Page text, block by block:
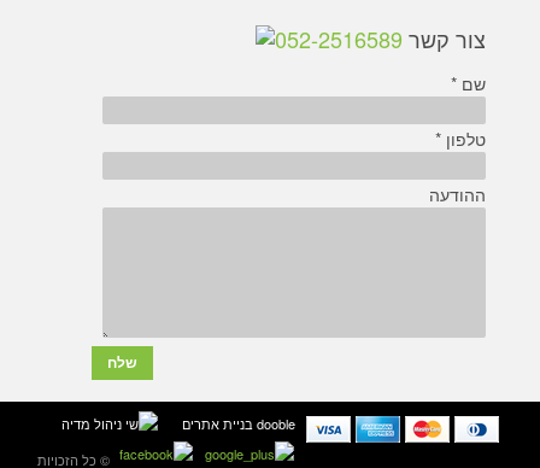
צור קשר 052-2516589
שם *
טלפון *
ההודעה
dooble בניית אתרים
© כל הזכויות